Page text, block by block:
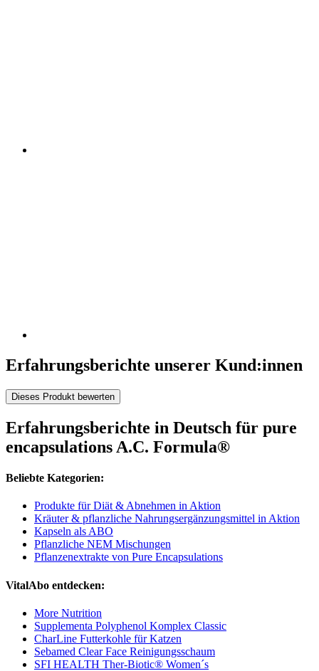
Erfahrungsberichte unserer Kund:innen
Dieses Produkt bewerten
Erfahrungsberichte in Deutsch für pure
encapsulations A.C. Formula®
Beliebte Kategorien:
Produkte für Diät & Abnehmen in Aktion
Kräuter & pflanzliche Nahrungsergänzungsmittel in Aktion
Kapseln als ABO
Pflanzliche NEM Mischungen
Pflanzenextrakte von Pure Encapsulations
VitalAbo entdecken:
More Nutrition
Supplementa Polyphenol Komplex Classic
CharLine Futterkohle für Katzen
Sebamed Clear Face Reinigungsschaum
SFI HEALTH Ther-Biotic® Women´s